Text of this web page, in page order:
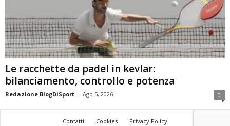
Le racchette da padel in kevlar:
bilanciamento, controllo e potenza
Redazione BlogDiSport - Ago 5, 2026 0
Contatti Cookies Privacy Policy